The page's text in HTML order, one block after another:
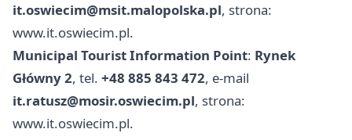
it.oswiecim@msit.malopolska.pl, strona:
www.it.oswiecim.pl.
Municipal Tourist Information Point: Rynek
Główny 2, tel. +48 885 843 472, e‑mail
it.ratusz@mosir.oswiecim.pl, strona:
www.it.oswiecim.pl.